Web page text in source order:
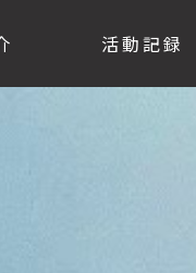
活動記録